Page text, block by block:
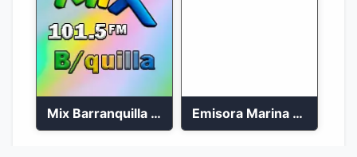
Mix Barranquilla en vivo 103.9 FM Emisora Marina Stereo Barranquilla